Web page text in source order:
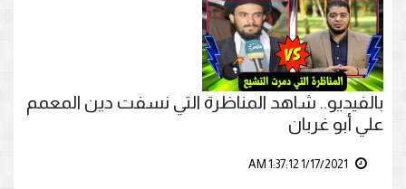
بالفيديو.. شاهد المناظرة التي نسفت دين المعمم
علي أبو غربان